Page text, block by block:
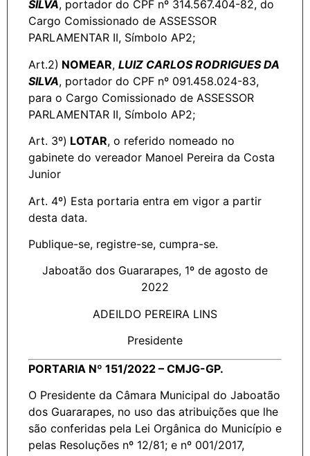
SILVA, portador do CPF nº 314.567.404-82, do
Cargo Comissionado de ASSESSOR
PARLAMENTAR II, Símbolo AP2;
Art.2) NOMEAR, LUIZ CARLOS RODRIGUES DA
SILVA, portador do CPF nº 091.458.024-83,
para o Cargo Comissionado de ASSESSOR
PARLAMENTAR II, Símbolo AP2;
Art. 3º) LOTAR, o referido nomeado no
gabinete do vereador Manoel Pereira da Costa
Junior
Art. 4º) Esta portaria entra em vigor a partir
desta data.
Publique-se, registre-se, cumpra-se.
Jaboatão dos Guararapes, 1º de agosto de
2022
ADEILDO PEREIRA LINS
Presidente
PORTARIA Nº 151/2022 – CMJG-GP.
O Presidente da Câmara Municipal do Jaboatão
dos Guararapes, no uso das atribuições que lhe
são conferidas pela Lei Orgânica do Município e
pelas Resoluções nº 12/81; e nº 001/2017,